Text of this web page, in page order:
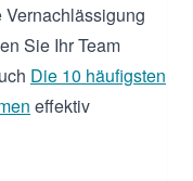
Sie Ihr Team
Die 10 häufigsten
effektiv